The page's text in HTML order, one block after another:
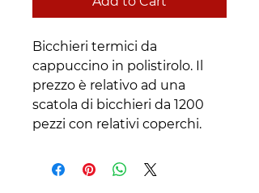
Bicchieri termici da
cappuccino in polistirolo. Il
prezzo è relativo ad una
scatola di bicchieri da 1200
pezzi con relativi coperchi.